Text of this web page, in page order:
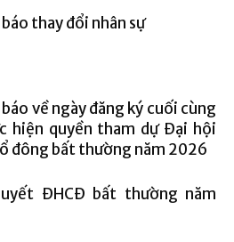
thay đổi nhân sự
về ngày đăng ký cuối cùng
hiện quyền tham dự Đại hội
đông bất thường năm 2026
ĐHCĐ bất thường năm